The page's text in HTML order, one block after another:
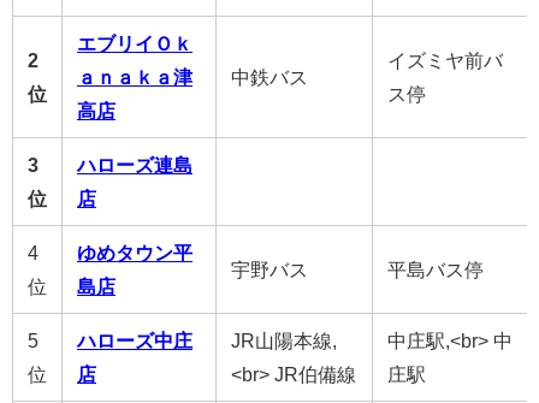
2
位
エブリイＯｋ
ａｎａｋａ津
高店
中鉄バス
イズミヤ前バ
ス停
3
位
ハローズ連島
店
4
位
ゆめタウン平
島店
宇野バス 平島バス停
5
位
ハローズ中庄
店
JR山陽本線,
<br> JR伯備線
中庄駅,<br> 中
庄駅